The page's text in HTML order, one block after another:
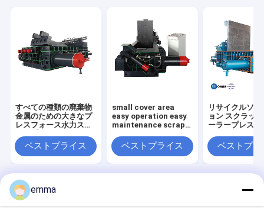
すべての種類の廃棄物
金属のための大きなプ
レスフォース水力スク
ン
ベストプライス
small cover area
easy operation easy
maintenance scrap
for scrap yard
ベストプライス
リサイクルソ
ョン スクラッ
ーラープレスボ
機械重量 12～
ベストプラ
ホーム
emma